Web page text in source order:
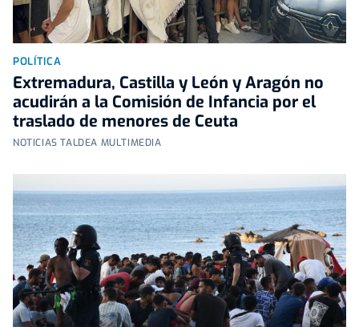
POLÍTICA
Extremadura, Castilla y León y Aragón no
acudirán a la Comisión de Infancia por el
traslado de menores de Ceuta
NOTICIAS TALDEA MULTIMEDIA